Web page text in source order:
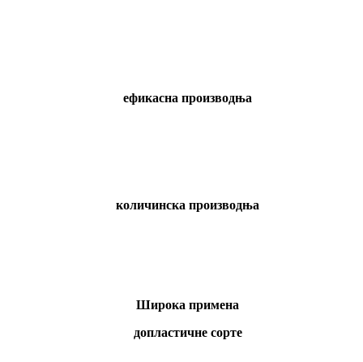
ефикасна производња
количинска производња
Широка примена
допластичне сорте